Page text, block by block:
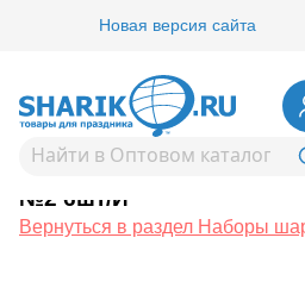
Новая версия сайта
Товары для праздника/
ассорти №2 6шт/И
1111-0365Набор шаров
№2 6шт/И
Вернуться в раздел Наборы